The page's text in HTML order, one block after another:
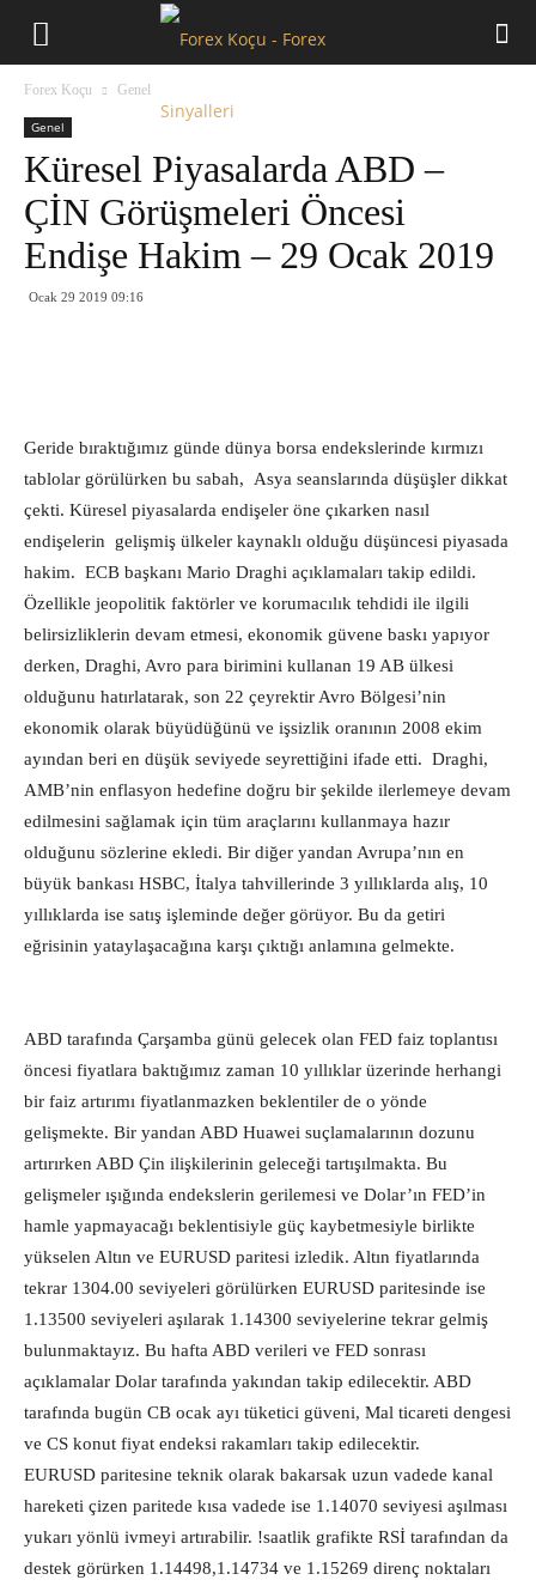
Forex Koçu Genel
Genel
Küresel Piyasalarda ABD –
ÇİN Görüşmeleri Öncesi
Endişe Hakim – 29 Ocak 2019
Ocak 29 2019 09:16
Geride bıraktığımız günde dünya borsa endekslerinde kırmızı
tablolar görülürken bu sabah, Asya seanslarında düşüşler dikkat
çekti. Küresel piyasalarda endişeler öne çıkarken nasıl
endişelerin gelişmiş ülkeler kaynaklı olduğu düşüncesi piyasada
hakim. ECB başkanı Mario Draghi açıklamaları takip edildi.
Özellikle jeopolitik faktörler ve korumacılık tehdidi ile ilgili
belirsizliklerin devam etmesi, ekonomik güvene baskı yapıyor
derken, Draghi, Avro para birimini kullanan 19 AB ülkesi
olduğunu hatırlatarak, son 22 çeyrektir Avro Bölgesi’nin
ekonomik olarak büyüdüğünü ve işsizlik oranının 2008 ekim
ayından beri en düşük seviyede seyrettiğini ifade etti. Draghi,
AMB’nin enflasyon hedefine doğru bir şekilde ilerlemeye devam
edilmesini sağlamak için tüm araçlarını kullanmaya hazır
olduğunu sözlerine ekledi. Bir diğer yandan Avrupa’nın en
büyük bankası HSBC, İtalya tahvillerinde 3 yıllıklarda alış, 10
yıllıklarda ise satış işleminde değer görüyor. Bu da getiri
eğrisinin yataylaşacağına karşı çıktığı anlamına gelmekte.
ABD tarafında Çarşamba günü gelecek olan FED faiz toplantısı
öncesi fiyatlara baktığımız zaman 10 yıllıklar üzerinde herhangi
bir faiz artırımı fiyatlanmazken beklentiler de o yönde
gelişmekte. Bir yandan ABD Huawei suçlamalarının dozunu
artırırken ABD Çin ilişkilerinin geleceği tartışılmakta. Bu
gelişmeler ışığında endekslerin gerilemesi ve Dolar’ın FED’in
hamle yapmayacağı beklentisiyle güç kaybetmesiyle birlikte
yükselen Altın ve EURUSD paritesi izledik. Altın fiyatlarında
tekrar 1304.00 seviyeleri görülürken EURUSD paritesinde ise
1.13500 seviyeleri aşılarak 1.14300 seviyelerine tekrar gelmiş
bulunmaktayız. Bu hafta ABD verileri ve FED sonrası
açıklamalar Dolar tarafında yakından takip edilecektir. ABD
tarafında bugün CB ocak ayı tüketici güveni, Mal ticareti dengesi
ve CS konut fiyat endeksi rakamları takip edilecektir.
EURUSD paritesine teknik olarak bakarsak uzun vadede kanal
hareketi çizen paritede kısa vadede ise 1.14070 seviyesi aşılması
yukarı yönlü ivmeyi artırabilir. !saatlik grafikte RSİ tarafından da
destek görürken 1.14498,1.14734 ve 1.15269 direnç noktaları